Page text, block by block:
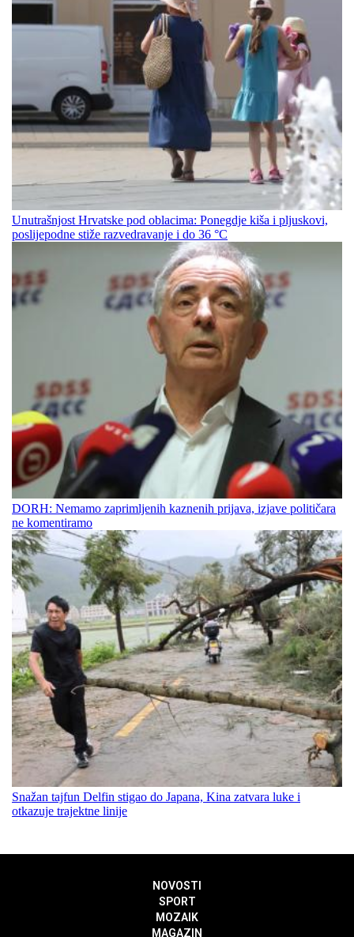
Unutrašnjost Hrvatske pod oblacima: Ponegdje kiša i pljuskovi,
poslijepodne stiže razvedravanje i do 36 °C
DORH: Nemamo zaprimljenih kaznenih prijava, izjave političara
ne komentiramo
Snažan tajfun Delfin stigao do Japana, Kina zatvara luke i
otkazuje trajektne linije
NOVOSTI
SPORT
MOZAIK
MAGAZIN